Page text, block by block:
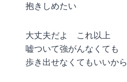
抱きしめたい
大丈夫だよ これ以上
嘘ついて強がんなくても
歩き出せなくてもいいから